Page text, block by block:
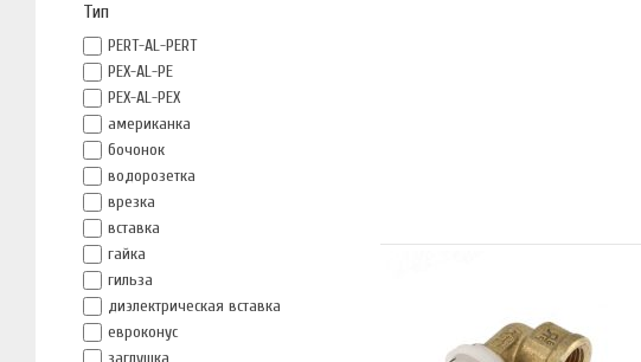
Тип
PERT-AL-PERT
PEX-AL-PE
PEX-AL-PEX
американка
бочонок
водорозетка
врезка
вставка
гайка
гильза
диэлектрическая вставка
евроконус
заглушка